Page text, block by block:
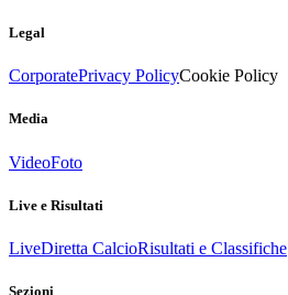
Legal
CorporatePrivacy PolicyCookie Policy
Media
VideoFoto
Live e Risultati
LiveDiretta CalcioRisultati e Classifiche
Sezioni